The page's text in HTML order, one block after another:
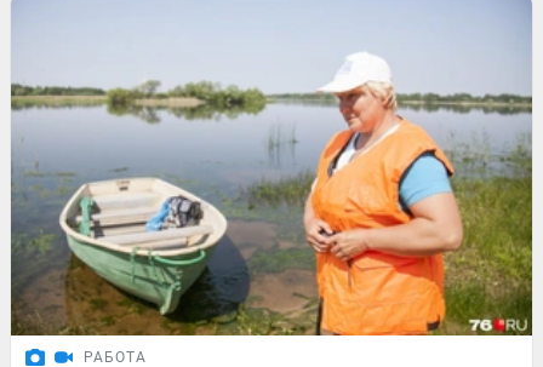
РАБОТА